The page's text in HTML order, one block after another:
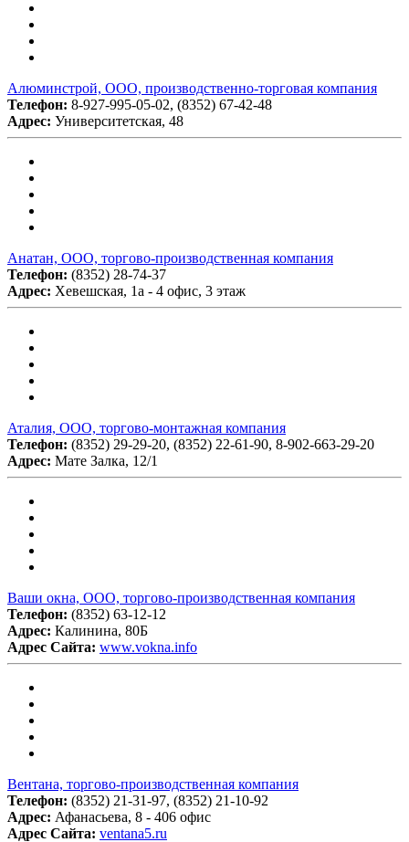
Алюминстрой, ООО, производственно-торговая компания
Телефон: 8-927-995-05-02, (8352) 67-42-48
Адрес: Университетская, 48
Анатан, ООО, торгово-производственная компания
Телефон: (8352) 28-74-37
Адрес: Хевешская, 1а - 4 офис, 3 этаж
Аталия, ООО, торгово-монтажная компания
Телефон: (8352) 29-29-20, (8352) 22-61-90, 8-902-663-29-20
Адрес: Мате Залка, 12/1
Ваши окна, ООО, торгово-производственная компания
Телефон: (8352) 63-12-12
Адрес: Калинина, 80Б
Адрес Сайта: www.vokna.info
Вентана, торгово-производственная компания
Телефон: (8352) 21-31-97, (8352) 21-10-92
Адрес: Афанасьева, 8 - 406 офис
Адрес Сайта: ventana5.ru